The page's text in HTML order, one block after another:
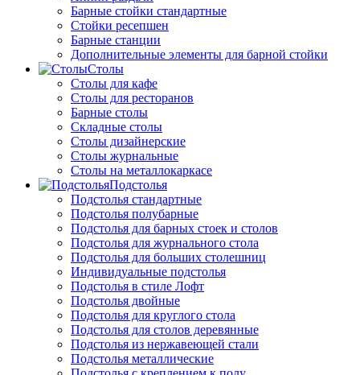
Барные стойки стандартные
Стойки ресепшен
Барные станции
Дополнительные элементы для барной стойки
Столы
Столы для кафе
Столы для ресторанов
Барные столы
Складные столы
Столы дизайнерские
Столы журнальные
Столы на металлокаркасе
Подстолья
Подстолья стандартные
Подстолья полубарные
Подстолья для барных стоек и столов
Подстолья для журнального стола
Подстолья для больших столешниц
Индивидуальные подстолья
Подстолья в стиле Лофт
Подстолья двойные
Подстолья для круглого стола
Подстолья для столов деревянные
Подстолья из нержавеющей стали
Подстолья металлические